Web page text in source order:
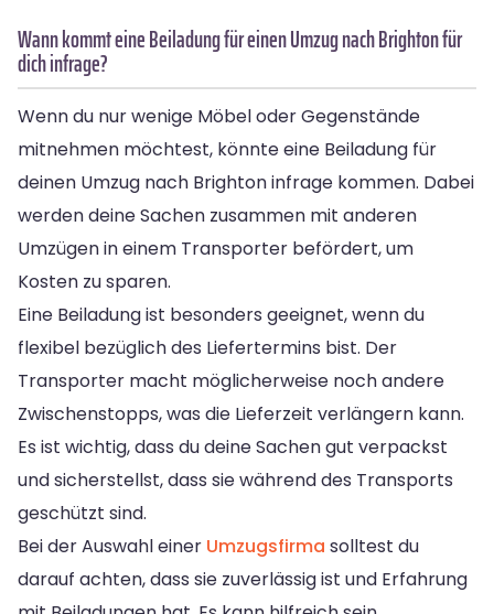
Wann kommt eine Beiladung für einen Umzug nach Brighton für
dich infrage?
Wenn du nur wenige Möbel oder Gegenstände
mitnehmen möchtest, könnte eine Beiladung für
deinen Umzug nach Brighton infrage kommen. Dabei
werden deine Sachen zusammen mit anderen
Umzügen in einem Transporter befördert, um
Kosten zu sparen.
Eine Beiladung ist besonders geeignet, wenn du
flexibel bezüglich des Liefertermins bist. Der
Transporter macht möglicherweise noch andere
Zwischenstopps, was die Lieferzeit verlängern kann.
Es ist wichtig, dass du deine Sachen gut verpackst
und sicherstellst, dass sie während des Transports
geschützt sind.
Bei der Auswahl einer Umzugsfirma solltest du
darauf achten, dass sie zuverlässig ist und Erfahrung